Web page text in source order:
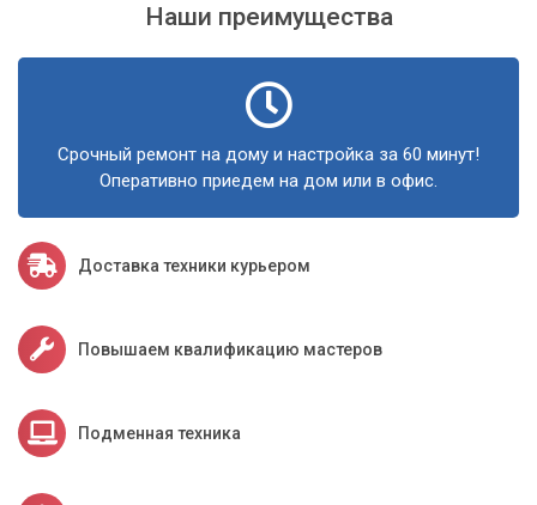
Наши преимущества
Срочный ремонт на дому и настройка за 60 минут!
Оперативно приедем на дом или в офис.
Доставка техники курьером
Повышаем квалификацию мастеров
Подменная техника